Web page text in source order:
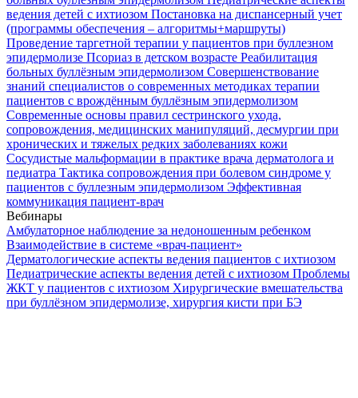
ведения детей с ихтиозом Постановка на диспансерный учет
(программы обеспечения – алгоритмы+маршруты)
Проведение таргетной терапии у пациентов при буллезном
эпидермолизе Псориаз в детском возрасте Реабилитация
больных буллёзным эпидермолизом Совершенствование
знаний специалистов о современных методиках терапии
пациентов с врождённым буллёзным эпидермолизом
Современные основы правил сестринского ухода,
сопровождения, медицинских манипуляций, десмургии при
хронических и тяжелых редких заболеваниях кожи
Сосудистые мальформации в практике врача дерматолога и
педиатра Тактика сопровождения при болевом синдроме у
пациентов с буллезным эпидермолизом Эффективная
коммуникация пациент-врач
Вебинары
Амбулаторное наблюдение за недоношенным ребенком
Взаимодействие в системе «врач-пациент»
Дерматологические аспекты ведения пациентов с ихтиозом
Педиатрические аспекты ведения детей с ихтиозом Проблемы
ЖКТ у пациентов с ихтиозом Хирургические вмешательства
при буллёзном эпидермолизе, хирургия кисти при БЭ